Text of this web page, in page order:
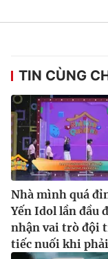
TIN CÙNG
Nhà mình quá
Yến Idol lần đầu
nhận vai trò đội
tiếc nuối khi